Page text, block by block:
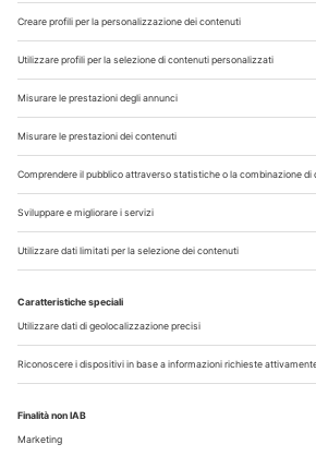
Chi Siamo
Contatti
Note Legali
Privacy
©2026 Edra S.p.a | www.edraspa.it |
| Tel. 02/881841 | Sede legale: Viale
20134 Milano (Italy)
Registrazione Tribunale di Milano n°
5/05/2022